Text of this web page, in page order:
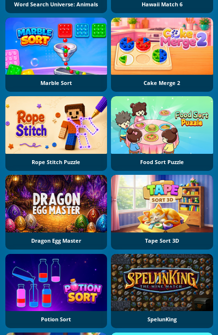
Word Search Universe: Animals Hawaii Match 6
Marble Sort Cake Merge 2
Rope Stitch Puzzle Food Sort Puzzle
Dragon Egg Master Tape Sort 3D
Potion Sort SpelunKing